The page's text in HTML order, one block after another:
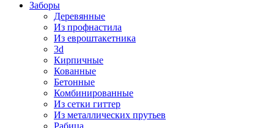
Заборы
Деревянные
Из профнастила
Из евроштакетника
3d
Кирпичные
Кованные
Бетонные
Комбинированные
Из сетки гиттер
Из металлических прутьев
Рабица